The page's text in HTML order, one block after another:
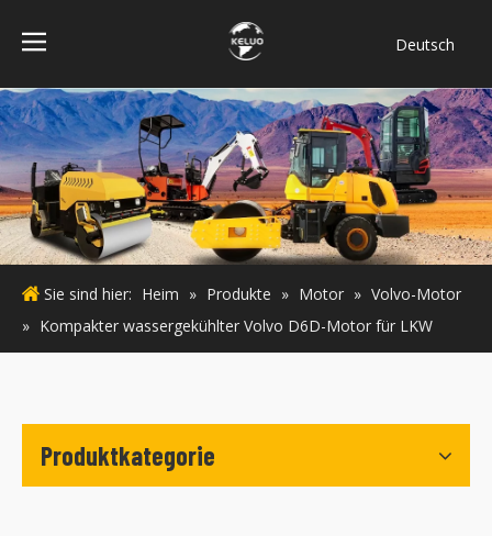
Deutsch
Bahasa
indonesia
Türk dili
ไทย
Italiano
Português
Español
Pусский
Sie sind hier: Heim » Produkte » Motor » Volvo-Motor
» Kompakter wassergekühlter Volvo D6D-Motor für LKW
Produktkategorie